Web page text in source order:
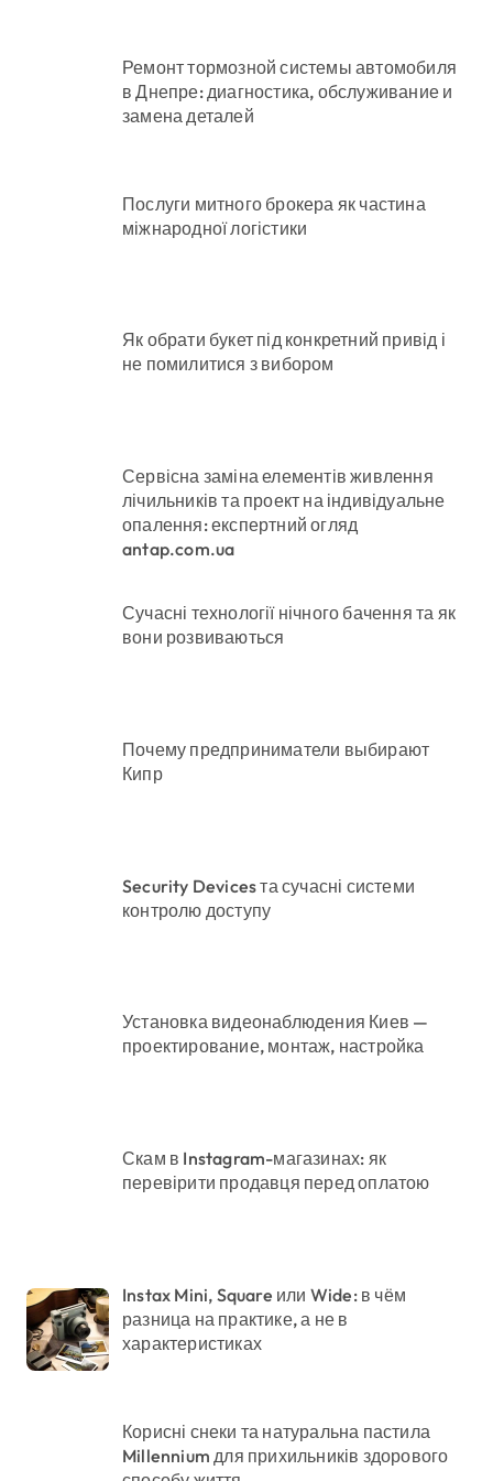
Ремонт тормозной системы автомобиля
в Днепре: диагностика, обслуживание и
замена деталей
Послуги митного брокера як частина
міжнародної логістики
Як обрати букет під конкретний привід і
не помилитися з вибором
Сервісна заміна елементів живлення
лічильників та проект на індивідуальне
опалення: експертний огляд
antap.com.ua
Сучасні технології нічного бачення та як
вони розвиваються
Почему предприниматели выбирают
Кипр
Security Devices та сучасні системи
контролю доступу
Установка видеонаблюдения Киев —
проектирование, монтаж, настройка
Скам в Instagram-магазинах: як
перевірити продавця перед оплатою
Instax Mini, Square или Wide: в чём
разница на практике, а не в
характеристиках
Корисні снеки та натуральна пастила
Millennium для прихильників здорового